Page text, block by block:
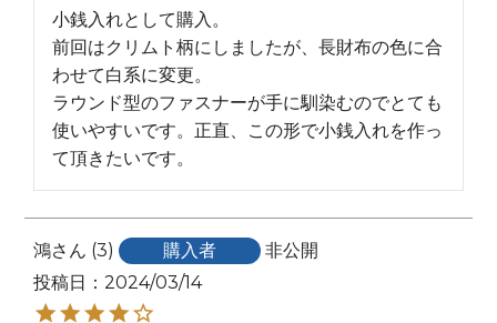
小銭入れとして購入。
前回はクリムト柄にしましたが、長財布の色に合
わせて白系に変更。
ラウンド型のファスナーが手に馴染むのでとても
使いやすいです。正直、この形で小銭入れを作っ
て頂きたいです。
鴻 3 購入者
非公開
投稿日
2024/03/14